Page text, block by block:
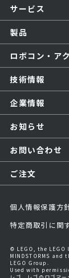
サービス
製品
ロボコン・ア
技術情報
企業情報
お知らせ
お問い合わせ
ご注文
個人情報保護方
特定商取引に関
© LEGO, the LEGO
MINDSTORMS and
LEGO Group.
Used with